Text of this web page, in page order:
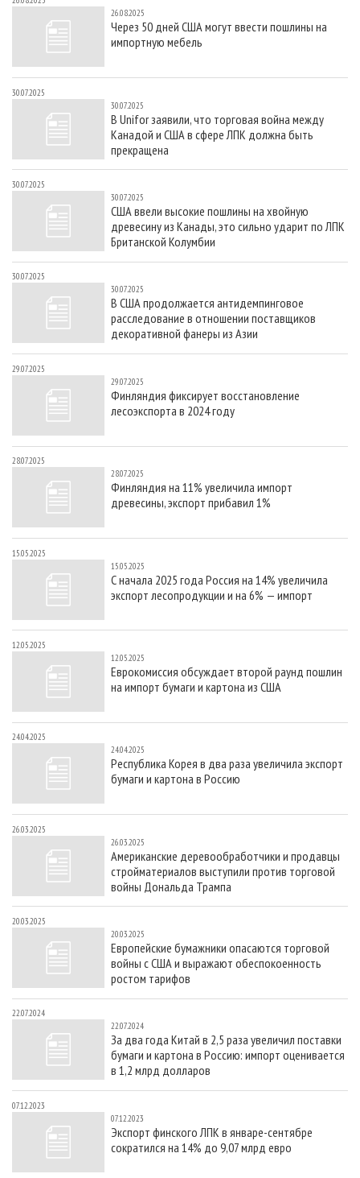
26.08.2025
Через 50 дней США могут ввести пошлины на
импортную мебель
30.07.2025
30.07.2025
В Unifor заявили, что торговая война между
Канадой и США в сфере ЛПК должна быть
прекращена
30.07.2025
30.07.2025
США ввели высокие пошлины на хвойную
древесину из Канады, это сильно ударит по ЛПК
Британской Колумбии
30.07.2025
30.07.2025
В США продолжается антидемпинговое
расследование в отношении поставщиков
декоративной фанеры из Азии
29.07.2025
29.07.2025
Финляндия фиксирует восстановление
лесоэкспорта в 2024 году
28.07.2025
28.07.2025
Финляндия на 11% увеличила импорт
древесины, экспорт прибавил 1%
15.05.2025
15.05.2025
С начала 2025 года Россия на 14% увеличила
экспорт лесопродукции и на 6% — импорт
12.05.2025
12.05.2025
Еврокомиссия обсуждает второй раунд пошлин
на импорт бумаги и картона из США
24.04.2025
24.04.2025
Республика Корея в два раза увеличила экспорт
бумаги и картона в Россию
26.03.2025
26.03.2025
Американские деревообработчики и продавцы
стройматериалов выступили против торговой
войны Дональда Трампа
20.03.2025
20.03.2025
Европейские бумажники опасаются торговой
войны с США и выражают обеспокоенность
ростом тарифов
22.07.2024
22.07.2024
За два года Китай в 2,5 раза увеличил поставки
бумаги и картона в Россию: импорт оценивается
в 1,2 млрд долларов
07.12.2023
07.12.2023
Экспорт финского ЛПК в январе-сентябре
сократился на 14% до 9,07 млрд евро